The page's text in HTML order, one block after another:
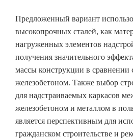
Предложенный вариант
высокопрочных сталей, как
нагруженных элементов
получения значительного
массы конструкции в
железобетоном. Также выбор
для надстраиваемых каркасов
железобетоном и металлом в
является перспективным для
гражданском строительстве и